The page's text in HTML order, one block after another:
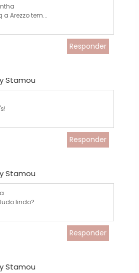
a Arezzo tem...
Responder
Stamou
Responder
Stamou
lindo?
Responder
Stamou